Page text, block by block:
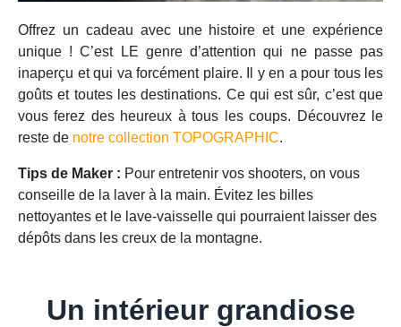
Offrez un cadeau avec une histoire et une expérience
unique ! C’est LE genre d’attention qui ne passe pas
inaperçu et qui va forcément plaire. Il y en a pour tous les
goûts et toutes les destinations. Ce qui est sûr, c’est que
vous ferez des heureux à tous les coups. Découvrez le
reste de notre collection TOPOGRAPHIC.
Tips de Maker : Pour entretenir vos shooters, on vous
conseille de la laver à la main. Évitez les billes
nettoyantes et le lave-vaisselle qui pourraient laisser des
dépôts dans les creux de la montagne.
Un intérieur grandiose